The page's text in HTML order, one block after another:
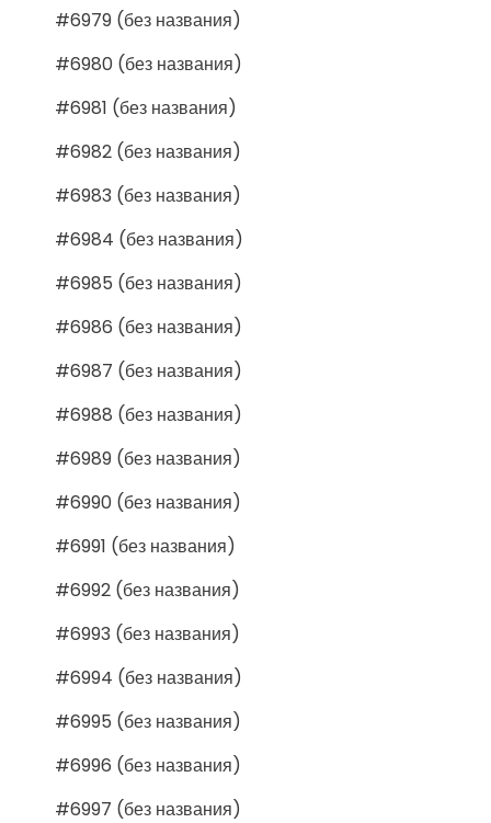
#6979 (без названия)
#6980 (без названия)
#6981 (без названия)
#6982 (без названия)
#6983 (без названия)
#6984 (без названия)
#6985 (без названия)
#6986 (без названия)
#6987 (без названия)
#6988 (без названия)
#6989 (без названия)
#6990 (без названия)
#6991 (без названия)
#6992 (без названия)
#6993 (без названия)
#6994 (без названия)
#6995 (без названия)
#6996 (без названия)
#6997 (без названия)